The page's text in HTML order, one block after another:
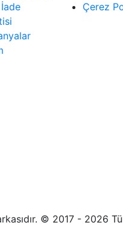
Çerez
© 2017 - 2026